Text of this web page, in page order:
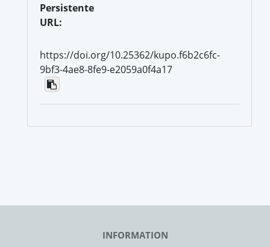
Persistente
URL:
https://doi.org/10.25362/kupo.f6b2c6fc-
9bf3-4ae8-8fe9-e2059a0f4a17
INFORMATION